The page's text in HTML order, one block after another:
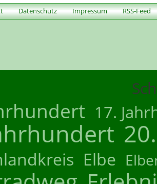
Datenschutz Impressum RSS-Feed
17.
Elbe